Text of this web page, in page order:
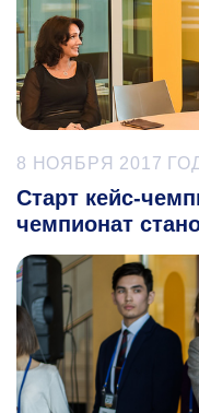
8 НОЯБРЯ 2017
Старт кейс-
чемпионат